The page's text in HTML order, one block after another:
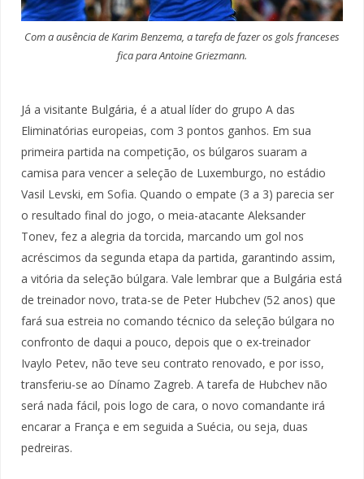
Com a ausência de Karim Benzema, a tarefa de fazer os gols franceses
fica para Antoine Griezmann.
Já a visitante Bulgária, é a atual líder do grupo A das
Eliminatórias europeias, com 3 pontos ganhos. Em sua
primeira partida na competição, os búlgaros suaram a
camisa para vencer a seleção de Luxemburgo, no estádio
Vasil Levski, em Sofia. Quando o empate (3 a 3) parecia ser
o resultado final do jogo, o meia-atacante Aleksander
Tonev, fez a alegria da torcida, marcando um gol nos
acréscimos da segunda etapa da partida, garantindo assim,
a vitória da seleção búlgara. Vale lembrar que a Bulgária está
de treinador novo, trata-se de Peter Hubchev (52 anos) que
fará sua estreia no comando técnico da seleção búlgara no
confronto de daqui a pouco, depois que o ex-treinador
Ivaylo Petev, não teve seu contrato renovado, e por isso,
transferiu-se ao Dínamo Zagreb. A tarefa de Hubchev não
será nada fácil, pois logo de cara, o novo comandante irá
encarar a França e em seguida a Suécia, ou seja, duas
pedreiras.